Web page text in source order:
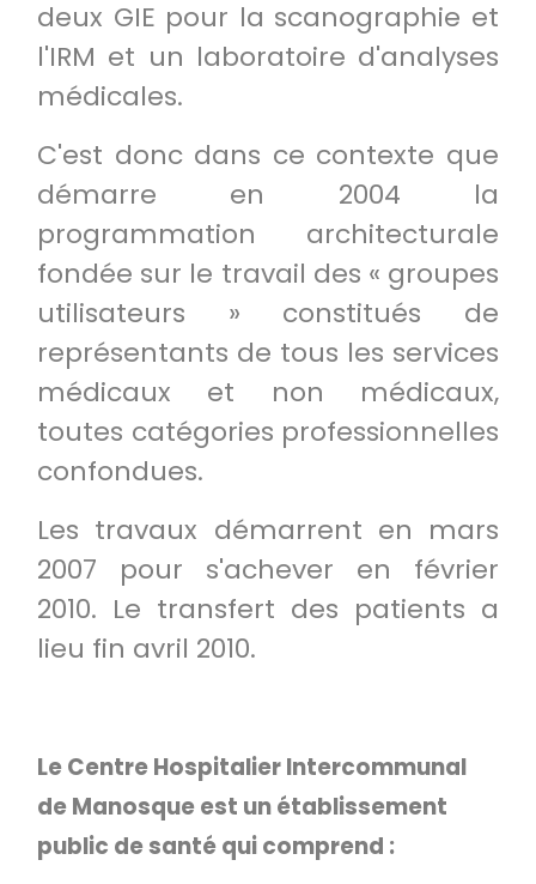
deux GIE pour la scanographie et
l'IRM et un laboratoire d'analyses
médicales.
C'est donc dans ce contexte que
démarre en 2004 la
programmation architecturale
fondée sur le travail des « groupes
utilisateurs » constitués de
représentants de tous les services
médicaux et non médicaux,
toutes catégories professionnelles
confondues.
Les travaux démarrent en mars
2007 pour s'achever en février
2010. Le transfert des patients a
lieu fin avril 2010.
Le Centre Hospitalier Intercommunal
de Manosque est un établissement
public de santé qui comprend :